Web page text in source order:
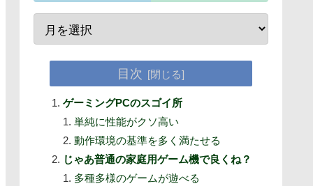
目次
ゲーミングPCのスゴイ所
単純に性能がクソ高い
動作環境の基準を多く満たせる
じゃあ普通の家庭用ゲーム機で良くね？
多種多様のゲームが遊べる